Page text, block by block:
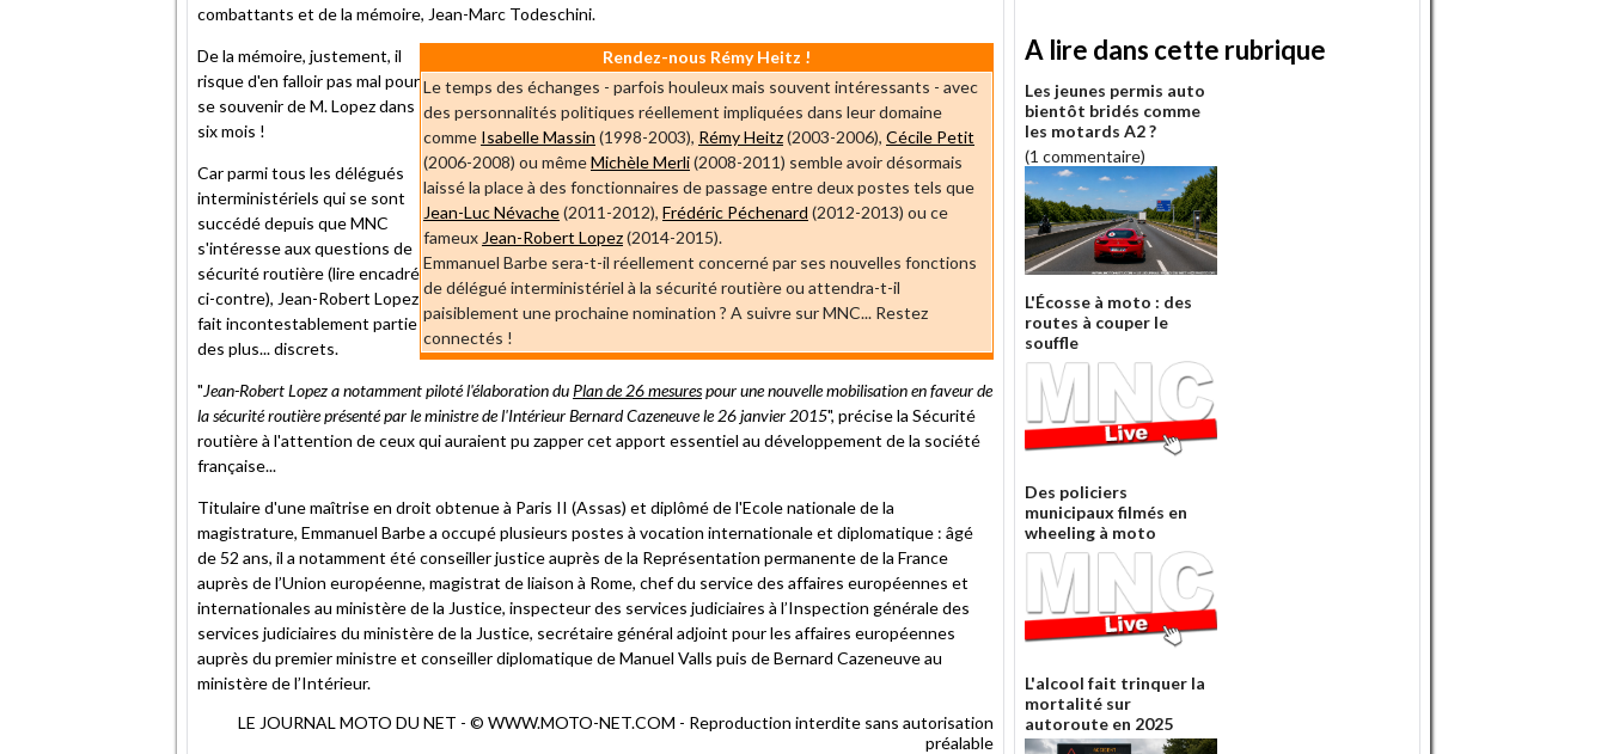
combattants et de la mémoire, Jean-Marc Todeschini.
Rendez-nous Rémy Heitz !
Le temps des échanges - parfois houleux mais souvent intéressants - avec
des personnalités politiques réellement impliquées dans leur domaine
comme Isabelle Massin (1998-2003), Rémy Heitz(2003-2006), Cécile Petit
(2006-2008) ou mêmeMichèle Merli(2008-2011) semble avoir désormais
laissé la place à des fonctionnaires de passage entre deux postes tels que
Jean-Luc Névache(2011-2012), Frédéric Péchenard (2012-2013) ou ce
fameux Jean-Robert Lopez(2014-2015).
Emmanuel Barbe sera-t-il réellement concerné par ses nouvelles fonctions
de délégué interministériel à la sécurité routière ou attendra-t-il
paisiblement une prochaine nomination ? A suivre sur MNC... Restez
connectés !
De la mémoire, justement, il
risque d'en falloir pas mal pour
se souvenir de M. Lopez dans
six mois !
Car parmi tous les délégués
interministériels qui se sont
succédé depuis que MNC
s'intéresse aux questions de
sécurité routière (lire encadré
ci-contre), Jean-Robert Lopez
fait incontestablement partie
des plus... discrets.
"Jean-Robert Lopez a notamment piloté l'élaboration du Plan de 26 mesurespour une nouvelle mobilisation en faveur de
la sécurité routière présenté par le ministre de l'Intérieur Bernard Cazeneuve le 26 janvier 2015", précise la Sécurité
routière à l'attention de ceux qui auraient pu zapper cet apport essentiel au développement de la société
française...
Titulaire d'une maîtrise en droit obtenue à Paris II (Assas) et diplômé de l'Ecole nationale de la
magistrature, Emmanuel Barbe a occupé plusieurs postes à vocation internationale et diplomatique : âgé
de 52 ans, il a notamment été conseiller justice auprès de la Représentation permanente de la France
auprès de l’Union européenne, magistrat de liaison à Rome, chef du service des affaires européennes et
internationales au ministère de la Justice, inspecteur des services judiciaires à l’Inspection générale des
services judiciaires du ministère de la Justice, secrétaire général adjoint pour les affaires européennes
auprès du premier ministre et conseiller diplomatique de Manuel Valls puis de Bernard Cazeneuve au
ministère de l’Intérieur.
LE JOURNAL MOTO DU NET - © WWW.MOTO-NET.COM - Reproduction interdite sans autorisation
préalable
A lire dans cette rubrique
Les jeunes permis auto
bientôt bridés comme
les motards A2 ?
(1 commentaire)
L'Écosse à moto : des
routes à couper le
souffle
Des policiers
municipaux filmés en
wheeling à moto
L'alcool fait trinquer la
mortalité sur
autoroute en 2025